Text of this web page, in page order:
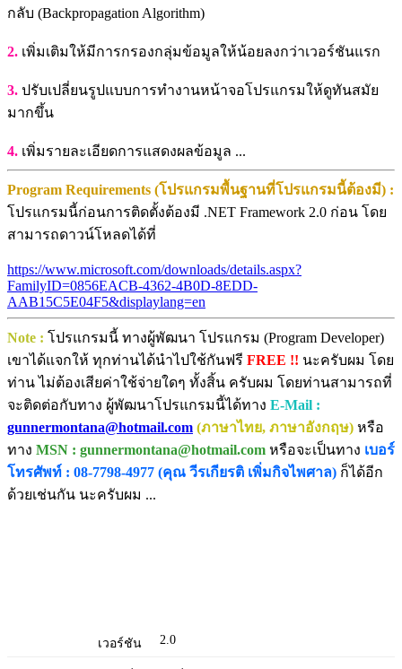
กลับ (Backpropagation Algorithm)
2. เพิ่มเติมให้มีการกรองกลุ่มข้อมูลให้น้อยลงกว่าเวอร์ชันแรก
3. ปรับเปลี่ยนรูปแบบการทำงานหน้าจอโปรแกรมให้ดูทันสมัย
มากขึ้น
4. เพิ่มรายละเอียดการแสดงผลข้อมูล ...
Program Requirements (โปรแกรมพื้นฐานที่โปรแกรมนี้ต้องมี) :
โปรแกรมนี้ก่อนการติดตั้งต้องมี .NET Framework 2.0 ก่อน โดย
สามารถดาวน์โหลดได้ที่
https://www.microsoft.com/downloads/details.aspx?
FamilyID=0856EACB-4362-4B0D-8EDD-
AAB15C5E04F5&displaylang=en
Note : โปรแกรมนี้ ทางผู้พัฒนา โปรแกรม (Program Developer)
เขาได้แจกให้ ทุกท่านได้นำไปใช้กันฟรี FREE !! นะครับผม โดย
ท่าน ไม่ต้องเสียค่าใช้จ่ายใดๆ ทั้งสิ้น ครับผม โดยท่านสามารถที่
จะติดต่อกับทาง ผู้พัฒนาโปรแกรมนี้ได้ทาง E-Mail :
gunnermontana@hotmail.com (ภาษาไทย, ภาษาอังกฤษ) หรือ
ทาง MSN : gunnermontana@hotmail.com หรือจะเป็นทาง เบอร์
โทรศัพท์ : 08-7798-4977 (คุณ วีรเกียรติ เพิ่มกิจไพศาล) ก็ได้อีก
ด้วยเช่นกัน นะครับผม ...
เวอร์ชัน 2.0